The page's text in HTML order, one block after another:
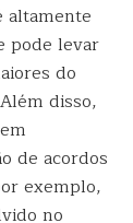
altamente
pode levar
do
disso,
de acordos
exemplo,
no